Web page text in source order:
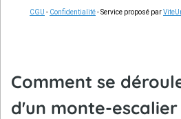
CGU - Confidentialité- Service proposé par
Comment se
d'un monte-escalier